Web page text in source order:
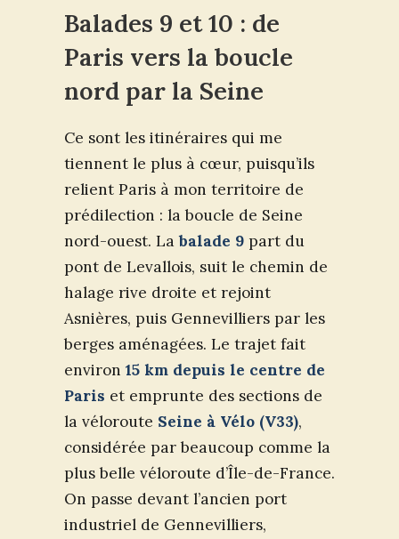
Balades 9 et 10 : de
Paris vers la boucle
nord par la Seine
Ce sont les itinéraires qui me
tiennent le plus à cœur, puisqu’ils
relient Paris à mon territoire de
prédilection : la boucle de Seine
nord-ouest. Labalade 9 part du
pont de Levallois, suit le chemin de
halage rive droite et rejoint
Asnières, puis Gennevilliers par les
berges aménagées. Le trajet fait
environ 15 km depuis le centre de
Paris et emprunte des sections de
la véloroute Seine à Vélo (V33),
considérée par beaucoup comme la
plus belle véloroute d’Île-de-France.
On passe devant l’ancien port
industriel de Gennevilliers,